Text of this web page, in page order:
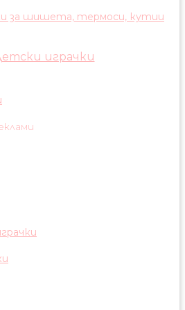
за шишета, термоси, кутии
играчки